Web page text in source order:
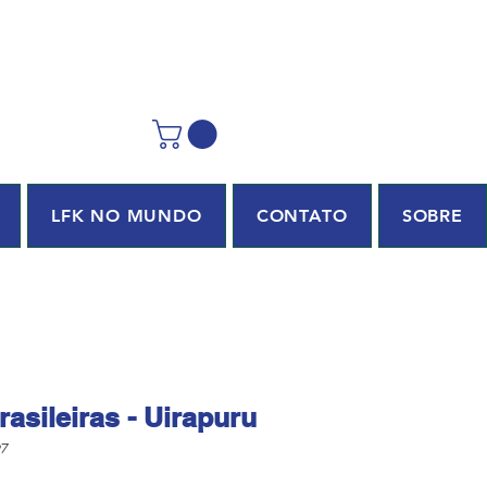
LFK NO MUNDO CONTATO SOBRE
- Uirapuru